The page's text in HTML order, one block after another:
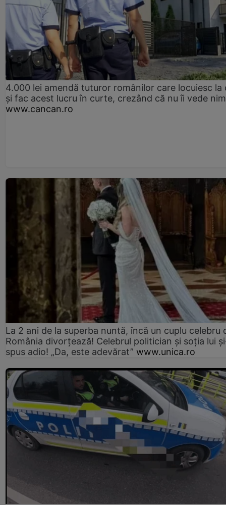
4.000 lei amendă tuturor românilor care locuiesc la
și fac acest lucru în curte, crezând că nu îi vede
www.cancan.ro
La 2 ani de la superba nuntă, încă un cuplu celebru
România divorțează! Celebrul politician și soția lui
spus adio! „Da, este adevărat” www.unica.ro